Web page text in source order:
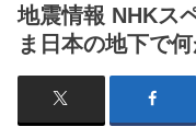
地震情報 NHKス
ま日本の地下で